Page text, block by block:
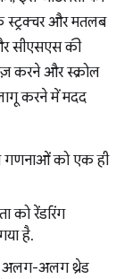
के स्ट्रक्चर और मतलब
सीएसएस की
करने और स्क्रोल
करने में मदद
गणनाओं को एक ही
को रेंडरिंग
है.
अलग-अलग थ्रेड